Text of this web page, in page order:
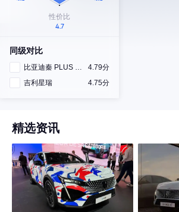
同级对比
比亚迪秦 PLUS DM-i
4.79分
吉利星瑞
4.75分
精选资讯